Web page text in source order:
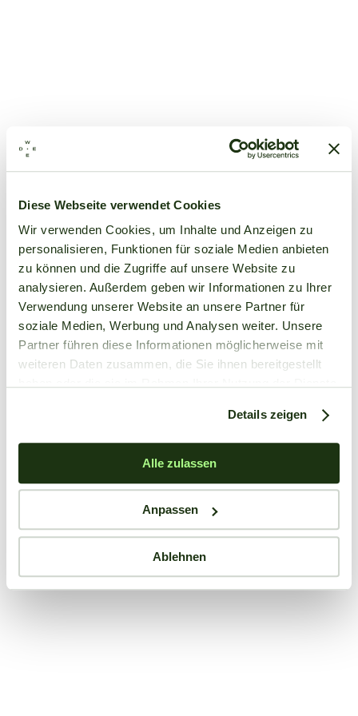
Diese Webseite verwendet Cookies
Wir verwenden Cookies, um Inhalte und Anzeigen zu
personalisieren, Funktionen für soziale Medien anbieten
zu können und die Zugriffe auf unsere Website zu
analysieren. Außerdem geben wir Informationen zu Ihrer
Verwendung unserer Website an unsere Partner für
soziale Medien, Werbung und Analysen weiter. Unsere
Partner führen diese Informationen möglicherweise mit
weiteren Daten zusammen, die Sie ihnen bereitgestellt
Details zeigen
Alle zulassen
Anpassen
Ablehnen